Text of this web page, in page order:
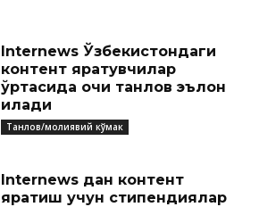
Internews Ўзбекистондаги
контент яратувчилар
ўртасида очиқ танлов эълон
қилади
Танлов/молиявий кўмак
Internews дан контент
яратиш учун стипендиялар